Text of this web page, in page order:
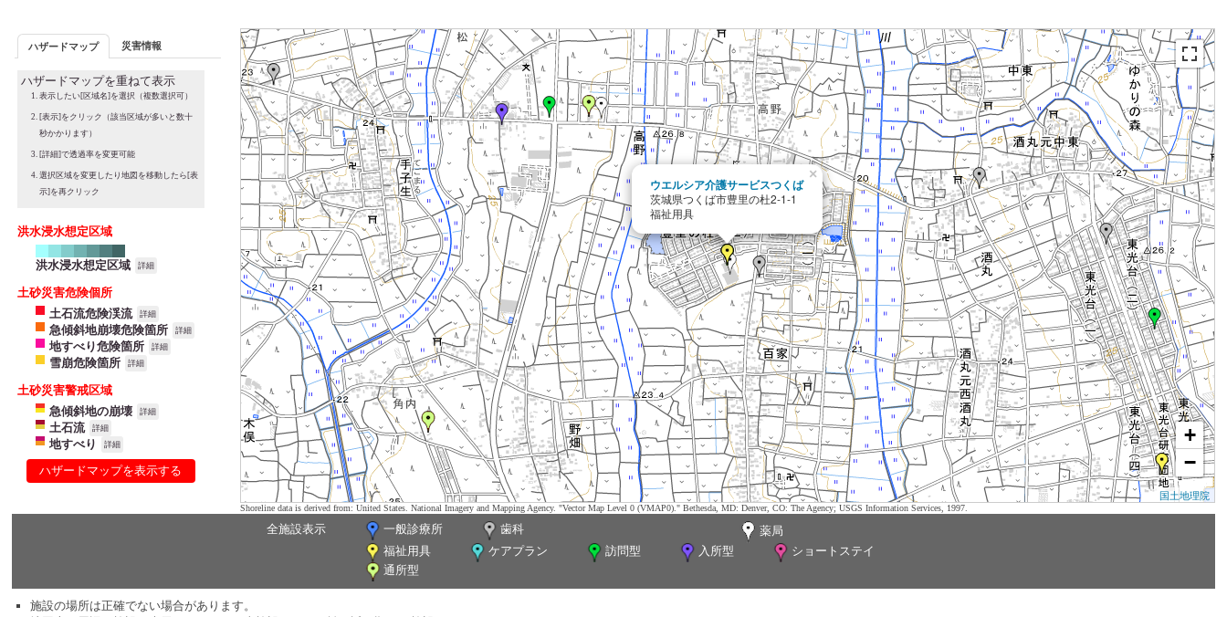
ハザードマップ 災害情報
ハザードマップを重ねて表示
表示したい[区域名]を選択（複数選択可）
[表示]をクリック（該当区域が多いと数十
秒かかります）
[詳細]で透過率を変更可能
選択区域を変更したり地図を移動したら[表
示]を再クリック
洪水浸水想定区域
洪水浸水想定区域 詳細
土砂災害危険個所
土石流危険渓流
詳細
急傾斜地崩壊危険箇所 詳細
地すべり危険箇所 詳細
雪崩危険箇所 詳細
土砂災害警戒区域
急傾斜地の崩壊
詳細
土石流 詳細
地すべり 詳細
ハザードマップを表示する
ウエルシア介護サービスつくば
茨城県つくば市豊里の杜2-1-1
福祉用具
×
+
−
国土地理院
Shoreline data is derived from: United States. National Imagery and Mapping Agency. "Vector Map Level 0 (VMAP0)." Bethesda, MD: Denver, CO: The Agency; USGS Information Services, 1997.
全施設表示 一般診療所 歯科
薬局
福祉用具
ケアプラン 訪問型 入所型
ショートステイ
通所型
施設の場所は正確でない場合があります。